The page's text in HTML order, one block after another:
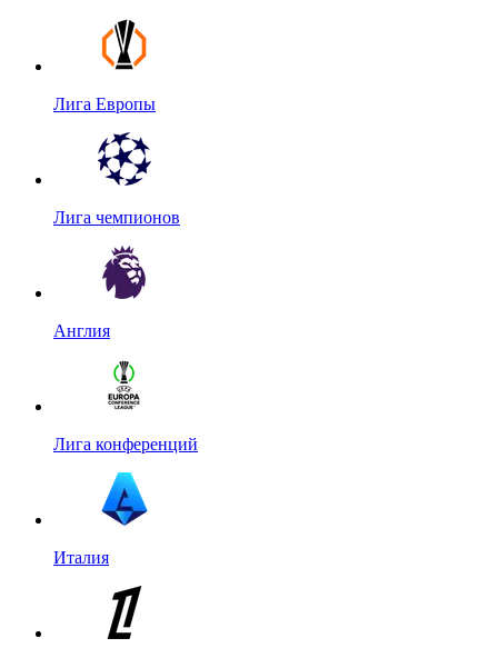
Лига Европы
Лига чемпионов
Англия
Лига конференций
Италия